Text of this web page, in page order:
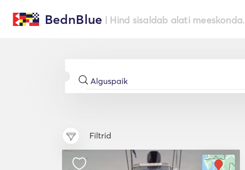
BednBlue | Hind sisaldab alati meeskonda.
Filtrid